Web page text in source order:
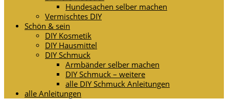
Hundesachen selber machen
Vermischtes DIY
Schön & sein
DIY Kosmetik
DIY Hausmittel
DIY Schmuck
Armbänder selber machen
DIY Schmuck – weitere
alle DIY Schmuck Anleitungen
alle Anleitungen